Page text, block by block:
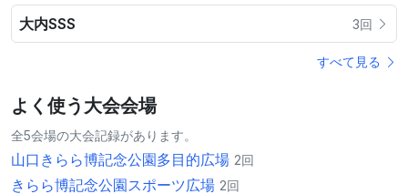
大内SSS 3回
すべて見る
よく使う大会会場
全5会場の大会記録があります。
山口きらら博記念公園多目的広場 2回
きらら博記念公園スポーツ広場 2回